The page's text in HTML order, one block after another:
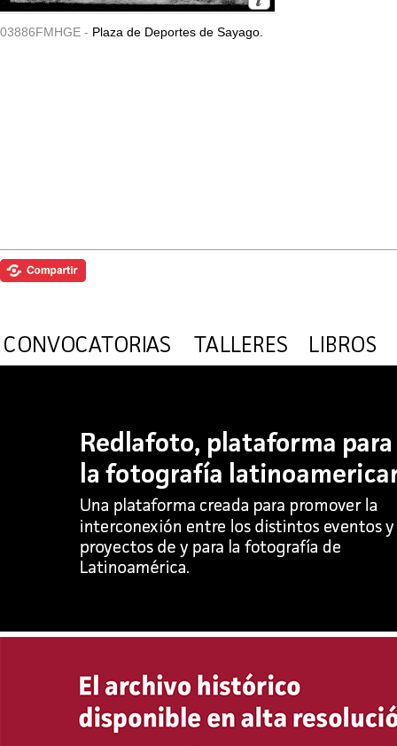
03886FMHGE - Plaza de Deportes de Sayago.